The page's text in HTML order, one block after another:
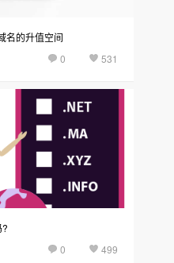
名的升值空间
531
0
499
0